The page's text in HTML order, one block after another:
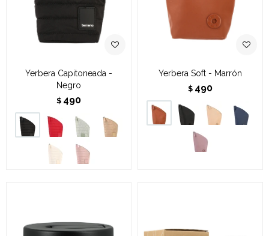
Yerbera Capitoneada -
Negro
$ 490
Yerbera Soft - Marrón
$ 490